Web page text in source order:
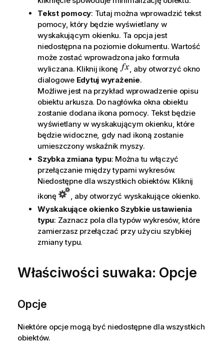
Tekst pomocy: Tutaj można wprowadzić tekst
pomocy, który będzie wyświetlany w
wyskakującym okienku. Ta opcja jest
niedostępna na poziomie dokumentu. Wartość
może zostać wprowadzona jako formuła
wyliczana. Kliknij ikonę
, aby otworzyć okno
dialogowe Edytuj wyrażenie.
Możliwe jest na przykład wprowadzenie opisu
obiektu arkusza. Do nagłówka okna obiektu
zostanie dodana ikona pomocy. Tekst będzie
wyświetlany w wyskakującym okienku, które
będzie widoczne, gdy nad ikoną zostanie
umieszczony wskaźnik myszy.
Szybka zmiana typu: Można tu włączyć
przełączanie między typami wykresów.
Niedostępne dla wszystkich obiektów. Kliknij
ikonę
, aby otworzyć wyskakujące okienko.
Wyskakujące okienko Szybkie ustawienia
typu: Zaznacz pola dla typów wykresów, które
zamierzasz przełączać przy użyciu szybkiej
zmiany typu.
Właściwości suwaka: Opcje
Opcje
Niektóre opcje mogą być niedostępne dla wszystkich
obiektów.